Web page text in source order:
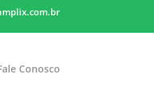
Conosco